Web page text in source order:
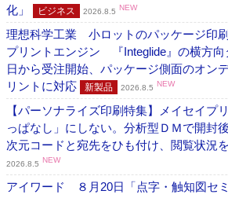
化」
ビジネス 2026.8.5 NEW
理想科学工業 小ロットのパッケージ印
プリントエンジン 『Integlide』の横方向
日から受注開始、パッケージ側面のオン
リントに対応
新製品 2026.8.5 NEW
【パーソナライズ印刷特集】メイセイ
っぱなし」にしない。分析型ＤＭで開封
次元コードと宛先をひも付け、閲覧状況
2026.8.5 NEW
アイワード ８月20日「点字・触知図セ